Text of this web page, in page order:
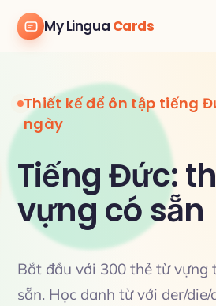
My Lingua Cards
Thiết kế để ôn tập tiếng
ngày
Tiếng Đức:
vựng có sẵn
Bắt đầu với 300 thẻ từ vựng
sẵn. Học danh từ với der/die/